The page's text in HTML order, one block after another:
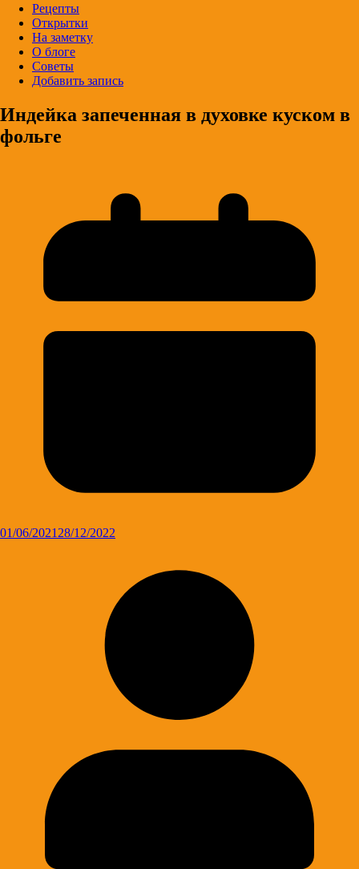
Рецепты
Открытки
На заметку
О блоге
Советы
Добавить запись
Индейка запеченная в духовке куском в
фольге
01/06/2021 28/12/2022